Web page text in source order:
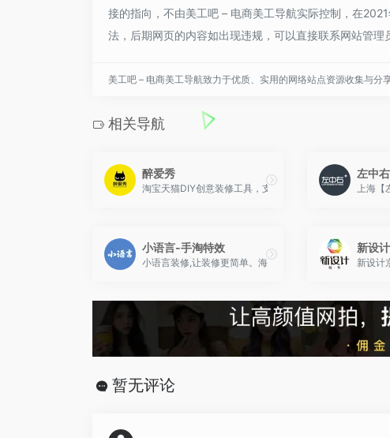
接的指向，不由美工吧 – 电商美工导航实际控制，在
法，后期网页的内容如出现违规，可以直接联系网站管理
美工吧 – 电商美工导航致力于优质、实用的网络站点资源收集与分
相关导航
醉爱秀
淘宝天猫DIY创意装修工具，支持京东装修。
左中
上海
小语言-手淘特效
小语言装修,让装修更简单。海量模板覆盖各行各业, 超多
新设
新设计
暂无评论